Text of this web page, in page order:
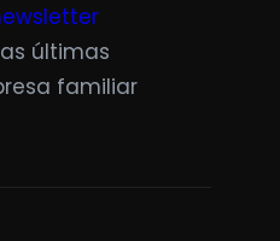
últimas
familiar